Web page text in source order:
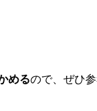
めるので、ぜひ